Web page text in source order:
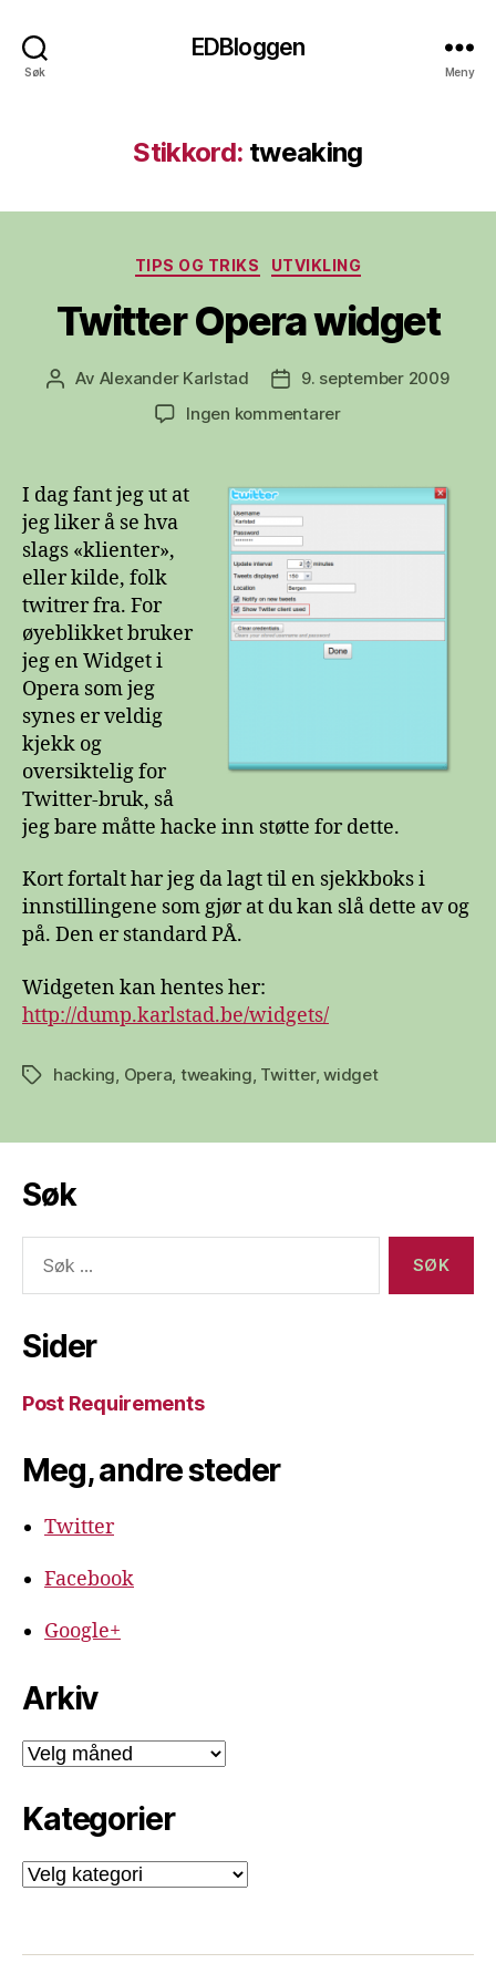
Søk
EDBloggen
Meny
Stikkord: tweaking
Kategorier
TIPS OG TRIKS UTVIKLING
Twitter Opera widget
Innleggsforfatter
Av Alexander Karlstad Publiseringsdato
9. september 2009
Ingen kommentarertil
widget
I dag fant jeg ut at
jeg liker å se hva
slags «klienter»,
eller kilde, folk
twitrer fra. For
øyeblikket bruker
jeg en Widget i
Opera som jeg
synes er veldig
kjekk og
oversiktelig for
Twitter-bruk, så
jeg bare måtte hacke inn støtte for dette.
Kort fortalt har jeg da lagt til en sjekkboks i
innstillingene som gjør at du kan slå dette av og
på. Den er standard PÅ.
Widgeten kan hentes her:
http://dump.karlstad.be/widgets/
Stikkordhacking Opera tweaking Twitter,widget
Søk
etter:
Sider
Post Requirements
Meg, andre steder
Twitter
Facebook
Google+
Arkiv
Arkiv
Kategorier
Kategorier